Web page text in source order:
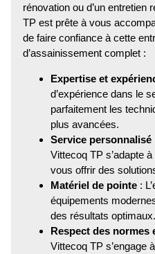
rénovation ou d’un entretien
TP est prête à vous
de faire confiance à cette
d’assainissement complet :
Expertise et
d’expérience dans le
parfaitement les
plus avancées.
Service personnalisé
Vittecoq TP s’adapte
vous offrir des
Matériel de pointe:
équipements
des résultats optimaux.
Respect des normes
Vittecoq TP s’engage